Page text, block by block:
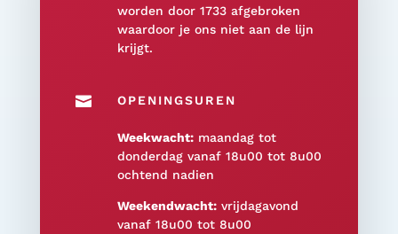
worden door 1733 afgebroken
waardoor je ons niet aan de lijn
krijgt.
 OPENINGSUREN
Weekwacht:maandag tot
donderdag vanaf 18u00 tot 8u00
ochtend nadien
Weekendwacht:vrijdagavond
vanaf 18u00 tot 8u00